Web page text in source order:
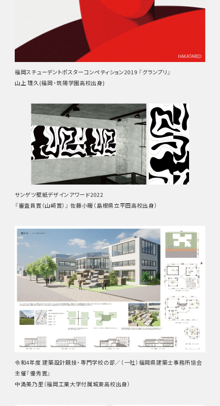
福岡スチューデントポスターコンペティション2019 『グランプリ』
山上 理久(福岡・筑陽学園高校出身)
サンゲツ壁紙デザインアワード2022
『審査員賞（山﨑賞）』 佐藤小暖（島根県立平田高校出身）
令和4年度 建築設計競技・専門学校の部／（一社）福岡県建築士事務所協会
主催『優秀賞』
中満美乃里（福岡工業大学付属城東高校出身）